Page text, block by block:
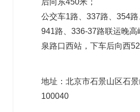
后向东450米；
公交车1路、337路、354路
941路、336-37路联运晚高
泉路口西站，下车后向西
地址：北京市石景山区石景
100040